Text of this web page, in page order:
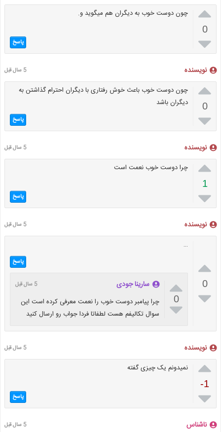

0

چون دوست خوب به دیگران هم میگوید و.
پاسخ
نویسنده 5 سال قبل

0

چون دوست خوب باعث خوش رفتاری با دیگران احترام گذاشتن به
دیگران باشد
پاسخ
نویسنده 5 سال قبل

1

چرا دوست خوب نعمت است
پاسخ
نویسنده 5 سال قبل

0

…
پاسخ

0

سارینا جودی 5 سال قبل
چرا پیامبر دوست خوب را نعمت معرفی کرده است این
سوال تکالیفم هست لطفاتا فردا جواب رو ارسال کنید
نویسنده 5 سال قبل

-1

نمیدونم یک چیزی گفته
پاسخ
ناشناس 5 سال قبل